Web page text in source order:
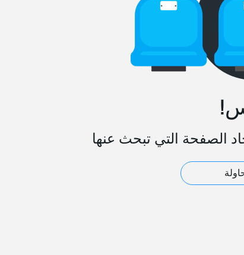
الصفحة التي تبحث عنها